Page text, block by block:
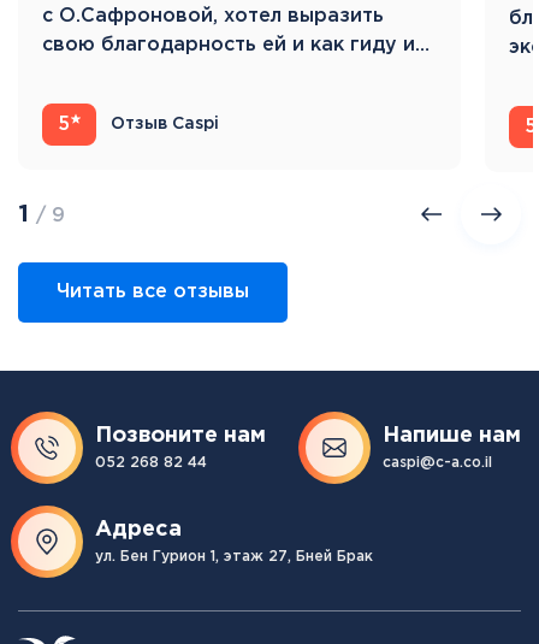
с О.Сафроновой, хотел выразить
свою благодарность ей и как гиду и…
5 Отзыв Caspi 5
1 / 9
Читать все отзывы
Позвоните нам
052 268 82 44
Напише нам
caspi@c-a.co.il
Адреса
ул. Бен Гурион 1, этаж 27, Бней Брак